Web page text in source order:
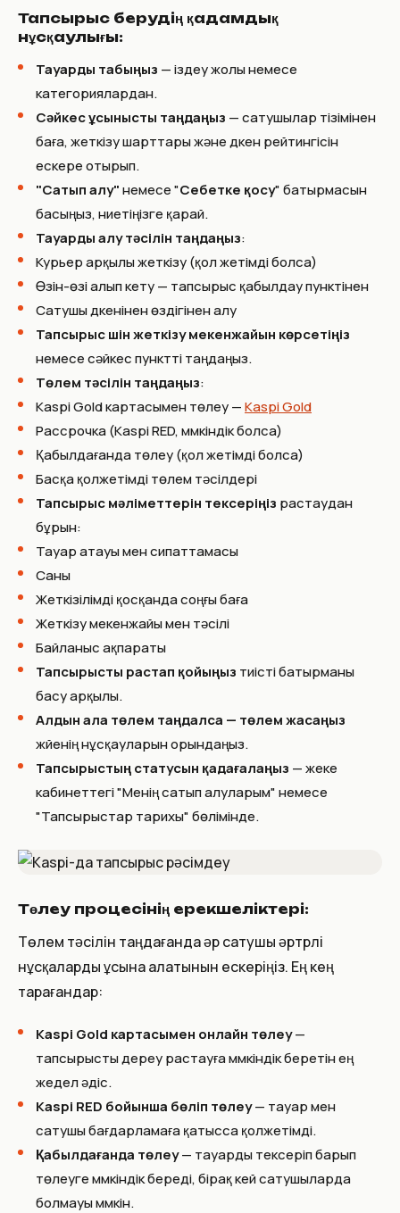
Тапсырыс берудің қадамдық
нұсқаулығы:
Тауарды табыңыз — іздеу жолы немесе
категориялардан.
Сәйкес ұсынысты таңдаңыз — сатушылар тізімінен
баға, жеткізу шарттары және дүкен рейтингісін
ескере отырып.
"Сатып алу"немесе "Себетке қосу" батырмасын
басыңыз, ниетіңізге қарай.
Тауарды алу тәсілін таңдаңыз:
Курьер арқылы жеткізу (қол жетімді болса)
Өзін-өзі алып кету — тапсырыс қабылдау пунктінен
Сатушы дүкенінен өздігінен алу
Тапсырыс үшін жеткізу мекенжайын көрсетіңіз
немесе сәйкес пунктті таңдаңыз.
Төлем тәсілін таңдаңыз:
Kaspi Gold картасымен төлеу —Kaspi Gold
Рассрочка (Kaspi RED, мүмкіндік болса)
Қабылдағанда төлеу (қол жетімді болса)
Басқа қолжетімді төлем тәсілдері
Тапсырыс мәліметтерін тексеріңіз растаудан
бұрын:
Тауар атауы мен сипаттамасы
Саны
Жеткізілімді қосқанда соңғы баға
Жеткізу мекенжайы мен тәсілі
Байланыс ақпараты
Тапсырысты растап қойыңыз тиісті батырманы
басу арқылы.
Алдын ала төлем таңдалса — төлем жасаңыз
жүйенің нұсқауларын орындаңыз.
Тапсырыстың статусын қадағалаңыз — жеке
кабинеттегі "Менің сатып алуларым" немесе
"Тапсырыстар тарихы" бөлімінде.
Төлеу процесінің ерекшеліктері:
Төлем тәсілін таңдағанда әр сатушы әртүрлі
нұсқаларды ұсына алатынын ескеріңіз. Ең кең
тарағандар:
Kaspi Gold картасымен онлайн төлеу—
тапсырысты дереу растауға мүмкіндік беретін ең
жедел әдіс.
Kaspi RED бойынша бөліп төлеу— тауар мен
сатушы бағдарламаға қатысса қолжетімді.
Қабылдағанда төлеу— тауарды тексеріп барып
төлеуге мүмкіндік береді, бірақ кей сатушыларда
болмауы мүмкін.